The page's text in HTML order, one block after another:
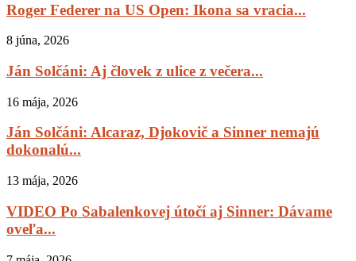
Roger Federer na US Open: Ikona sa vracia...
8 júna, 2026
Ján Solčáni: Aj človek z ulice z večera...
16 mája, 2026
Ján Solčáni: Alcaraz, Djokovič a Sinner nemajú
dokonalú...
13 mája, 2026
VIDEO Po Sabalenkovej útočí aj Sinner: Dávame
oveľa...